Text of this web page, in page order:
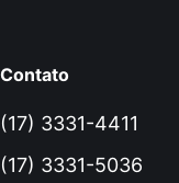
Contato
(17) 3331-4411
(17) 3331-5036